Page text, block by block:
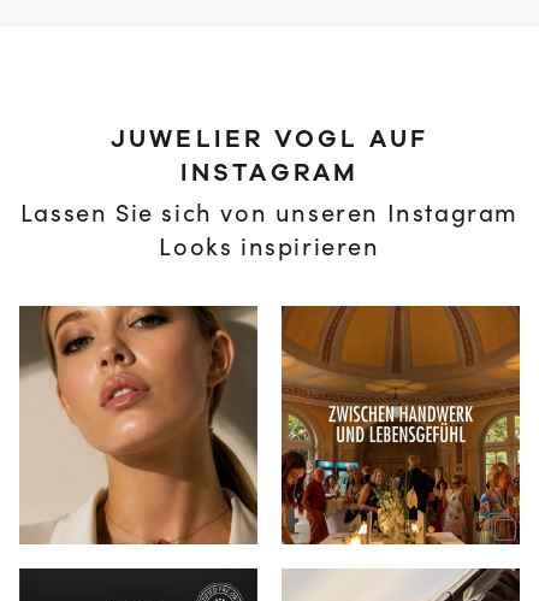
JUWELIER VOGL AUF
INSTAGRAM
Lassen Sie sich von unseren Instagram
Looks inspirieren